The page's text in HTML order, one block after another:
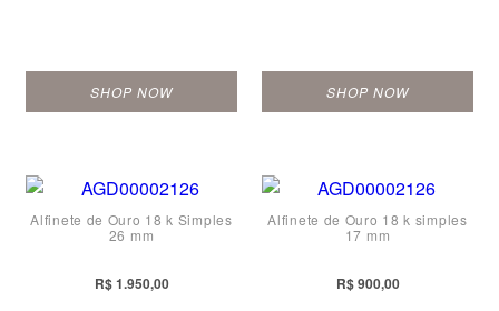
SHOP NOW SHOP NOW
Alfinete de Ouro 18 k Simples
26 mm
R$ 1.950,00
Alfinete de Ouro 18 k simples
17 mm
R$ 900,00